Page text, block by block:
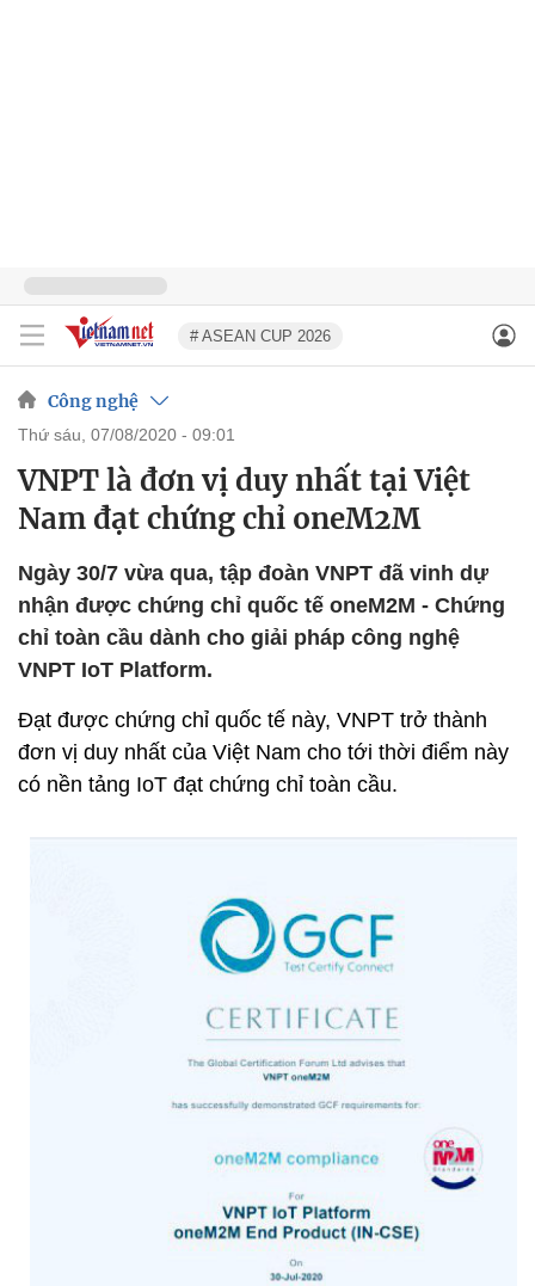
# ASEAN CUP 2026
Công nghệ
thứ sáu, 07/08/2020 - 09:01
VNPT là đơn vị duy nhất tại Việt
Nam đạt chứng chỉ oneM2M
Ngày 30/7 vừa qua, tập đoàn VNPT đã vinh dự
nhận được chứng chỉ quốc tế oneM2M - Chứng
chỉ toàn cầu dành cho giải pháp công nghệ
VNPT IoT Platform.
Đạt được chứng chỉ quốc tế này, VNPT trở thành
đơn vị duy nhất của Việt Nam cho tới thời điểm này
có nền tảng IoT đạt chứng chỉ toàn cầu.